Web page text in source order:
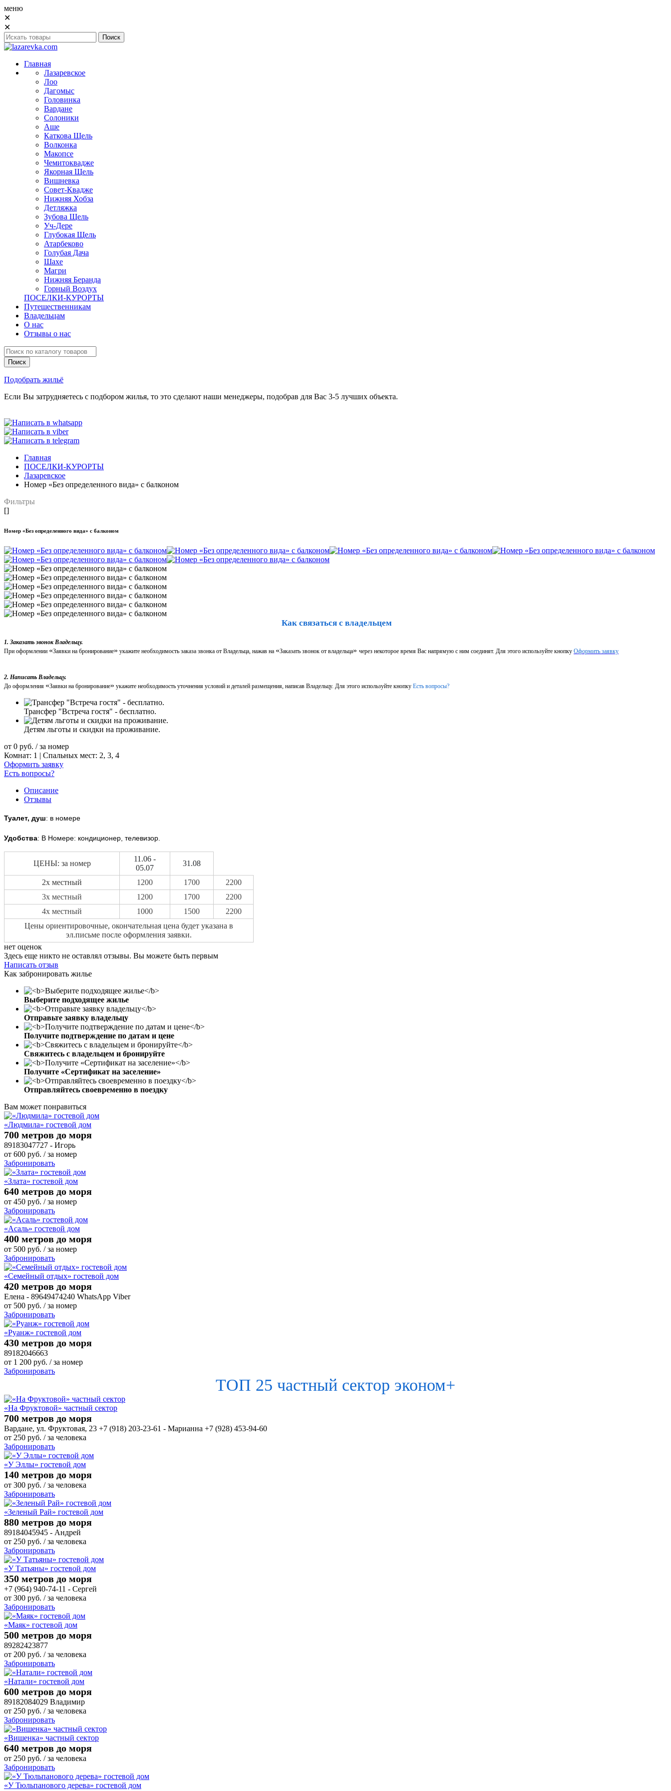
меню
✕
✕
Главная
Лазаревское
Лоо
Дагомыс
Головинка
Вардане
Солоники
Аше
Каткова Щель
Волконка
Макопсе
Чемитоквадже
Якорная Щель
Вишневка
Совет-Квадже
Нижняя Хобза
Детляжка
Зубова Щель
Уч-Дере
Глубокая Щель
Атарбеково
Голубая Дача
Шахе
Магри
Нижняя Беранда
Горный Воздух
ПОСЕЛКИ-КУРОРТЫ
Путешественникам
Владельцам
О нас
Отзывы о нас
Подобрать жильё
Если Вы затрудняетесь с подбором жилья, то это сделают наши менеджеры, подобрав для Вас 3-5 лучших объекта.
Главная
ПОСЕЛКИ-КУРОРТЫ
Лазаревское
Номер «Без определенного вида» с балконом
Фильтры
[]
Номер «Без определенного вида» с балконом
Как связаться с владельцем
1. Заказать звонок Владельцу.
При оформлении «Заявки на бронирование» укажите необходимость заказа звонка от Владельца, нажав на «Заказать звонок от владельца» через некоторое время Вас напрямую с ним соединят. Для этого используйте кнопку Оформить заявку
2. Написать Владельцу.
До оформления «Заявки на бронирование» укажите необходимость уточнения условий и деталей размещения, написав Владельцу. Для этого используйте кнопку Есть вопросы?
Трансфер "Встреча гостя" - бесплатно.
Детям льготы и скидки на проживание.
от 0 руб. / за номер
Комнат: 1 | Спальных мест: 2, 3, 4
Оформить заявку
Есть вопросы?
Описание
Отзывы
Туалет, душ: в номере
Удобства: В Номере: кондиционер, телевизор.
ЦЕНЫ: за номер
11.06 -
05.07
31.08
2х местный 1200 1700
2200
3х местный
1200 1700
2200
4х местный
1000 1500
2200
Цены ориентировочные, окончательная цена будет указана в
эл.письме после оформления заявки.
нет оценок
Здесь еще никто не оставлял отзывы. Вы можете быть первым
Написать отзыв
Как забронировать жилье
Выберите подходящее жилье
Отправьте заявку владельцу
Получите подтверждение по датам и цене
Свяжитесь с владельцем и бронируйте
Получите «Сертификат на заселение»
Отправляйтесь своевременно в поездку
Вам может понравиться
«Людмила» гостевой дом
700 метров до моря
89183047727 - Игорь
от 600 руб. / за номер
Забронировать
«Злата» гостевой дом
640 метров до моря
от 450 руб. / за номер
Забронировать
«Асаль» гостевой дом
400 метров до моря
от 500 руб. / за номер
Забронировать
«Семейный отдых» гостевой дом
420 метров до моря
Елена - 89649474240 WhatsApp Viber
от 500 руб. / за номер
Забронировать
«Руанж» гостевой дом
430 метров до моря
89182046663
от 1 200 руб. / за номер
Забронировать
ТОП 25 частный сектор эконом+
«На Фруктовой» частный сектор
700 метров до моря
Вардане, ул. Фруктовая, 23 +7 (918) 203-23-61 - Марианна +7 (928) 453-94-60
от 250 руб. / за человека
Забронировать
«У Эллы» гостевой дом
140 метров до моря
от 300 руб. / за человека
Забронировать
«Зеленый Рай» гостевой дом
880 метров до моря
89184045945 - Андрей
от 250 руб. / за человека
Забронировать
«У Татьяны» гостевой дом
350 метров до моря
+7 (964) 940-74-11 - Сергей
от 300 руб. / за человека
Забронировать
«Маяк» гостевой дом
500 метров до моря
89282423877
от 200 руб. / за человека
Забронировать
«Натали» гостевой дом
600 метров до моря
89182084029 Владимир
от 250 руб. / за человека
Забронировать
«Вишенка» частный сектор
640 метров до моря
от 250 руб. / за человека
Забронировать
«У Тюльпанового дерева» гостевой дом